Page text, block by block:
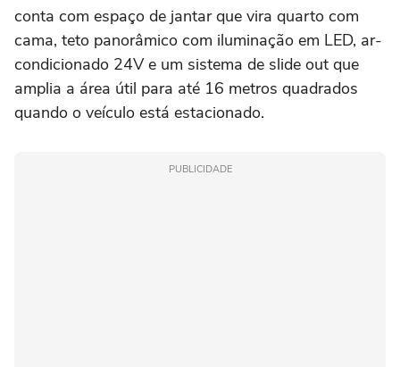
conta com espaço de jantar que vira quarto com
cama, teto panorâmico com iluminação em LED, ar-
condicionado 24V e um sistema de slide out que
amplia a área útil para até 16 metros quadrados
quando o veículo está estacionado.
PUBLICIDADE